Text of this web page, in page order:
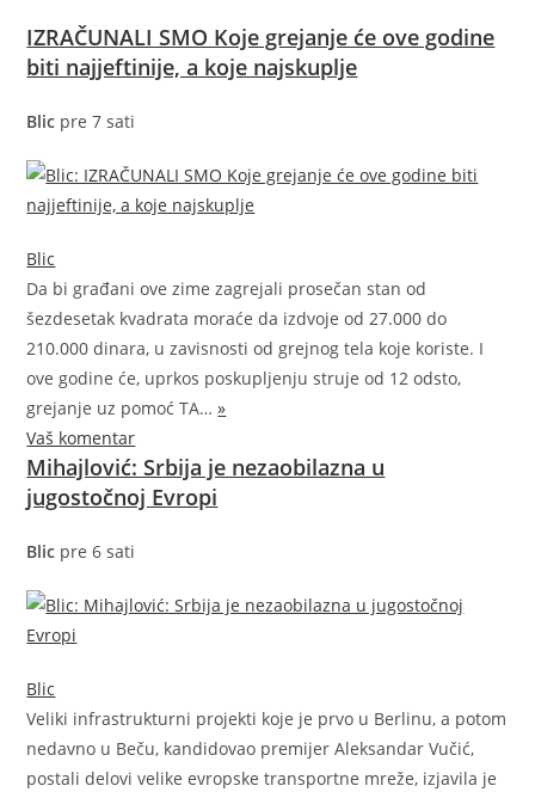
IZRAČUNALI SMO Koje grejanje će ove godine
biti najjeftinije, a koje najskuplje
Blic pre 7 sati
Blic
Da bi građani ove zime zagrejali prosečan stan od
šezdesetak kvadrata moraće da izdvoje od 27.000 do
210.000 dinara, u zavisnosti od grejnog tela koje koriste. I
ove godine će, uprkos poskupljenju struje od 12 odsto,
grejanje uz pomoćTA…»
Vaš komentar
Mihajlović: Srbija je nezaobilazna u
jugostočnoj Evropi
Blic pre 6 sati
Blic
Veliki infrastrukturni projekti koje je prvo u Berlinu, a potom
nedavno u Beču, kandidovao premijer Aleksandar Vučić,
postali delovi velike evropske transportne mreže, izjavila je